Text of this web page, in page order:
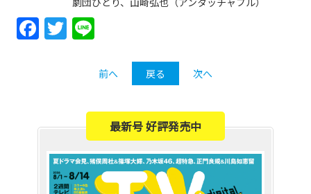
Facebook
Twitter
前へ 戻る 次へ
最新号 好評発売中